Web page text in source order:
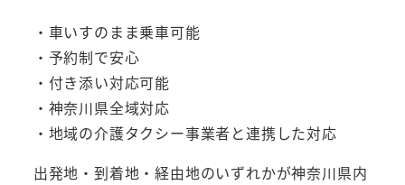
・車いすのまま乗車可能
・予約制で安心
・付き添い対応可能
・神奈川県全域対応
・地域の介護タクシー事業者と連携した対応
出発地・到着地・経由地のいずれかが神奈川県内